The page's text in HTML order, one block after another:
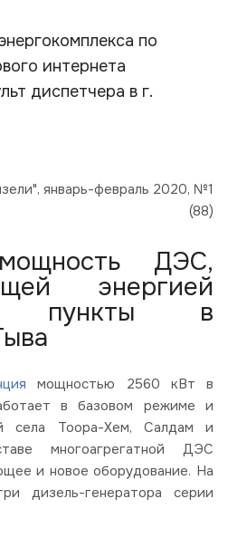
по
интернета
диспетчера в г.
январь-февраль 2020, №1
(88)
ДЭС,
энергией
пункты в
мощностью 2560 кВт в
в базовом режиме и
села Тоора-Хем, Салдам и
многоагрегатной ДЭС
и новое оборудование. На
дизель-генератора серии